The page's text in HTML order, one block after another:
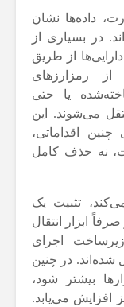
داده‌ها نشان
در بسیاری از
از طریق
از رمزارزهای
یا حتی
می‌شوند. این
اقداماتی،
نه حذف کامل
تثبیت یک
ابزار انتقال
اجرای
شده‌اند. در چنین
بیشتر شود،
افزایش می‌یابد.